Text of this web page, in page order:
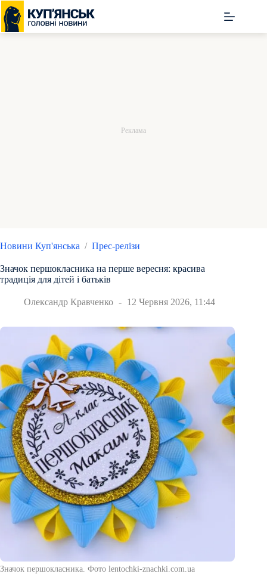
Перейти
до
вмісту
Новини Куп'янська / Прес-релізи
Значок першокласника на перше вересня: красива
традиція для дітей і батьків
Олександр Кравченко 12 Червня 2026, 11:44
Значок першокласника. Фото lentochki-znachki.com.ua